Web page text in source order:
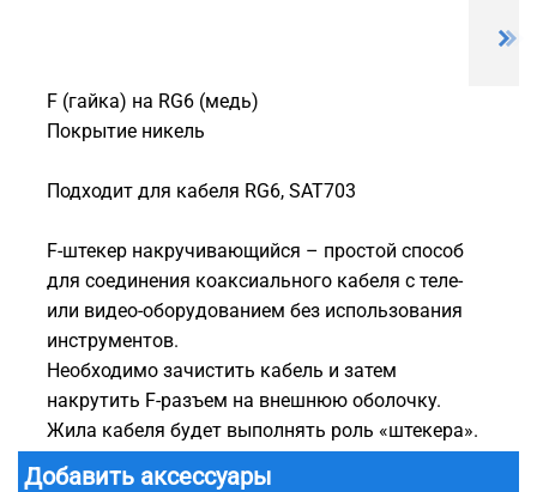
F (гайка) на RG6 (медь)
Покрытие никель
Подходит для кабеля RG6, SAT703
F-штекер накручивающийся – простой способ
для соединения коаксиального кабеля с теле-
или видео-оборудованием без использования
инструментов.
Необходимо зачистить кабель и затем
накрутить F-разъем на внешнюю оболочку.
Жила кабеля будет выполнять роль «штекера».
Добавить аксессуары